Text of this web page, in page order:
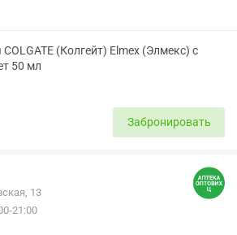
(Колгейт) Elmex (Элмекс) с
50 мл
Забронировать
13
21:00